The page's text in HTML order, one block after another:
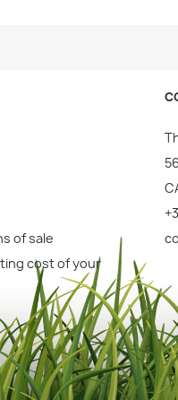
of sale
cost of your